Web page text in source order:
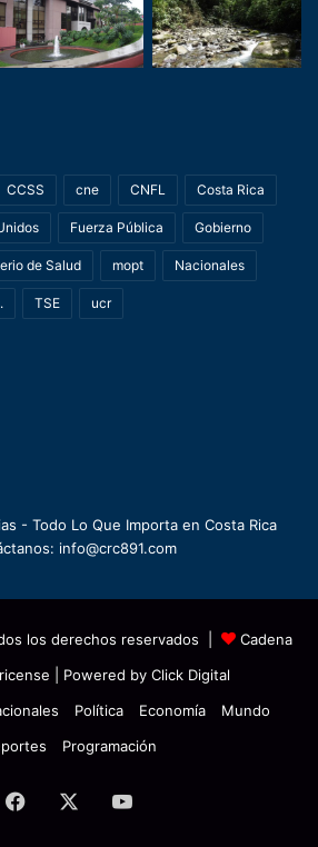
CCSS cne CNFL Costa Rica
Fuerza Pública Gobierno
de Salud mopt Nacionales
TSE ucr
- Todo Lo Que Importa en Costa Rica
info@crc891.com
los derechos reservados |
Cadena
| Powered by Click Digital
Política Economía
Mundo
Programación
Facebook YouTube